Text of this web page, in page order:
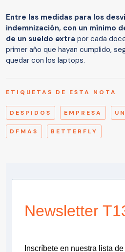
Entre las medidas para los
indemnización, con un mínimo
de un sueldo extra por cada
primer año que hayan cumplido,
quedar con los laptops.
ETIQUETAS DE ESTA NOTA
DESPIDOS EMPRESA
DFMAS BETTERFLY
Newsletter
Inscríbete en nuestra lista